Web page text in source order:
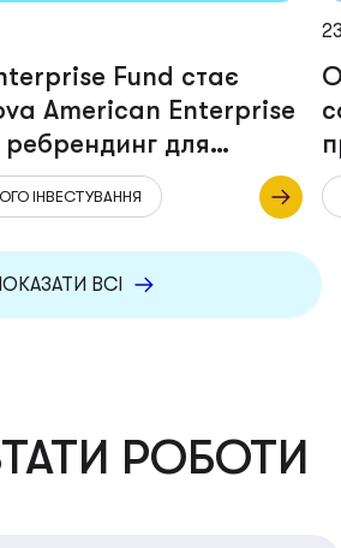
Fund стає
American Enterprise
ребрендинг для
підтримки України
ІНВЕСТУВАННЯ
ВСІ
РОБОТИ